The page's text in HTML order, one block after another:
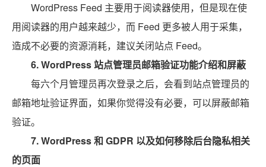
WordPress Feed 主要用于阅读器使用，但是现在使
用阅读器的用户越来越少，而 Feed 更多被人用于采集，
造成不必要的资源消耗，建议关闭站点 Feed。
6.WordPress 站点管理员邮箱验证功能介绍和屏蔽
每六个月管理员再次登录之后，会看到站点管理员的
邮箱地址验证界面，如果你觉得没有必要，可以屏蔽邮箱
验证。
7.WordPress 和 GDPR 以及如何移除后台隐私相关
的页面